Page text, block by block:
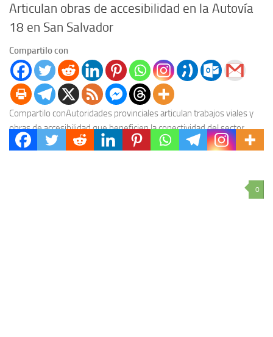
Articulan obras de accesibilidad en la Autovía
18 en San Salvador
Compartilo con
Compartilo conAutoridades provinciales articulan trabajos viales y
obras de accesibilidad que beneficien la conectividad del sector
productivo de San Salvador en el tramo de la...
0